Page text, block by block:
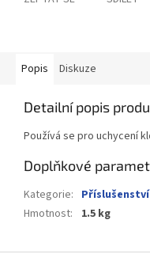
Popis Diskuze
Detailní popis
Používá se pro uchycení
Doplňkové
Kategorie:
Hmotnost: 1.5 kg